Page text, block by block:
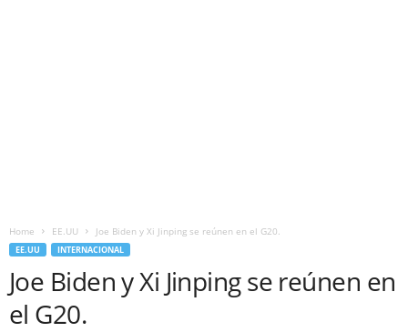
Home EE.UU Joe Biden y Xi Jinping se reúnen en el G20.
EE.UU INTERNACIONAL
Joe Biden y Xi Jinping se reúnen en
el G20.